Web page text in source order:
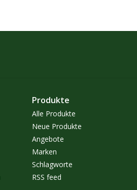
Produkte
Alle Produkte
Neue Produkte
Angebote
Marken
Schlagworte
RSS feed